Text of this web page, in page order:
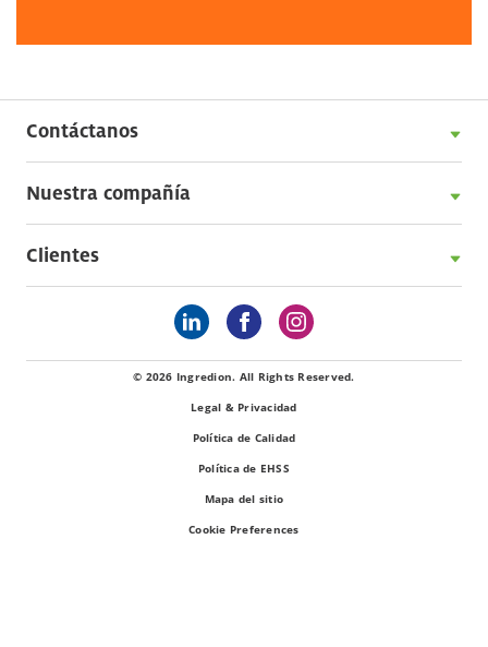
Contáctanos
Nuestra compañía
Clientes
© 2026 Ingredion. All Rights Reserved.
Legal & Privacidad
Política de Calidad
Política de EHSS
Mapa del sitio
Cookie Preferences